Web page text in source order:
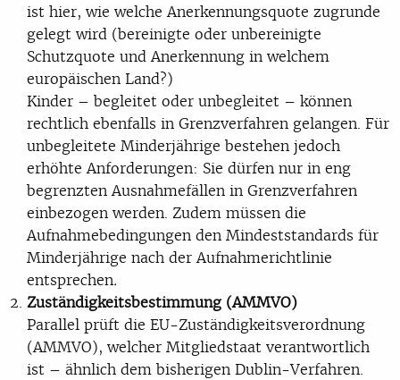
ist hier, wie welche Anerkennungsquote zugrunde
gelegt wird (bereinigte oder unbereinigte
Schutzquote und Anerkennung in welchem
europäischen Land?)
Kinder – begleitet oder unbegleitet – können
rechtlich ebenfalls in Grenzverfahren gelangen. Für
unbegleitete Minderjährige bestehen jedoch
erhöhte Anforderungen: Sie dürfen nur in eng
begrenzten Ausnahmefällen in Grenzverfahren
einbezogen werden. Zudem müssen die
Aufnahmebedingungen den Mindeststandards für
Minderjährige nach der Aufnahmerichtlinie
entsprechen.
Zuständigkeitsbestimmung (AMMVO)
Parallel prüft die EU-Zuständigkeitsverordnung
(AMMVO), welcher Mitgliedstaat verantwortlich
ist – ähnlich dem bisherigen Dublin-Verfahren.